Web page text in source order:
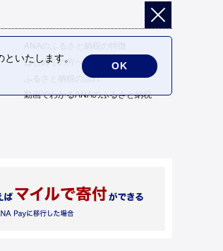
ANAのふるさと納税の特徴
はじめての方へ
ふるさと納税の流れ
動画でわかるANAのふるさと納税
いたします。
OK